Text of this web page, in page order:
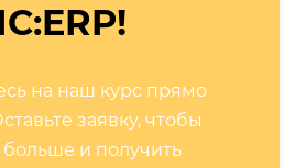
на наш курс прямо
заявку, чтобы
больше и получить